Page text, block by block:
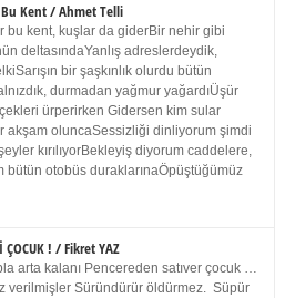
Bu Kent / Ahmet Telli
bu kent, kuşlar da giderBir nehir gibi
deltasındaYanlış adreslerdeydik,
bir şaşkınlık olurdu bütün
durmadan yağmur yağardıÜşür
ürperirken Gidersen kim sular
akşam oluncaSessizliği dinliyorum şimdi
kırılıyorBekleyiş diyorum caddelere,
bütün otobüs duraklarınaÖpüştüğümüz
ÇOCUK ! / Fikret YAZ
arta kalanı Pencereden satıver çocuk …
verilmişler Süründürür öldürmez. Süpür